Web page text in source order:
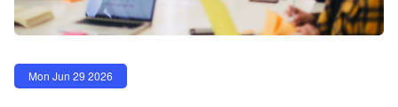
Mon Jun 29 2026